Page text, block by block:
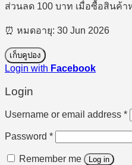
ส่วนลด 100 บาท เมื่อซื้อสินค้
⏰ หมดอายุ: 30 Jun 2026
เก็บคูปอง
Login with Facebook
Login
Username or email address *
Password *Required
Remember me Log in